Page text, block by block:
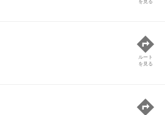
ルート
を見る